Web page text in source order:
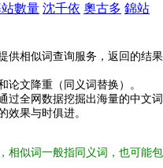
數量 沈千依 奧古多 錦站
供相似词查询服务，返回的结果
论文降重（同义词替换）。
过全网数据挖掘出海量的中文词
效果与时俱进。
相似词一般指同义词，也可能包